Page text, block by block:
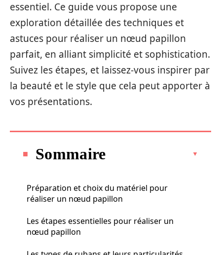
essentiel. Ce guide vous propose une
exploration détaillée des techniques et
astuces pour réaliser un nœud papillon
parfait, en alliant simplicité et sophistication.
Suivez les étapes, et laissez-vous inspirer par
la beauté et le style que cela peut apporter à
vos présentations.
Sommaire
Préparation et choix du matériel pour
réaliser un nœud papillon
Les étapes essentielles pour réaliser un
nœud papillon